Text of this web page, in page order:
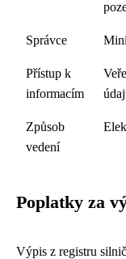
Správce
Přístup k
informacím
Způsob
vedení
Poplatky za
Výpis z registru